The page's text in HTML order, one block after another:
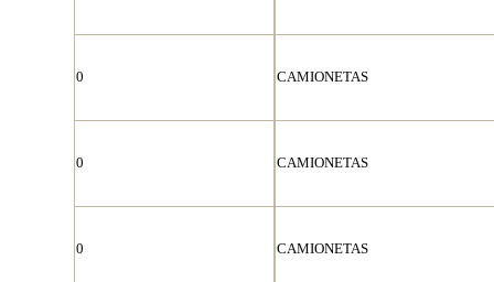
0 CAMIONETAS
0 CAMIONETAS
0 CAMIONETAS